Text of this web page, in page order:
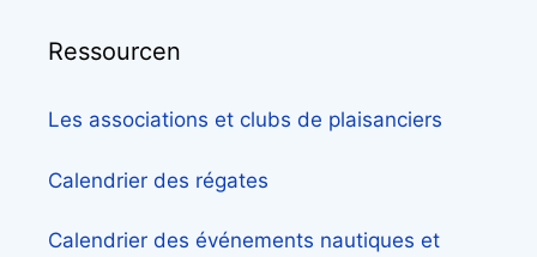
Ressourcen
Les associations et clubs de plaisanciers
Calendrier des régates
Calendrier des événements nautiques et